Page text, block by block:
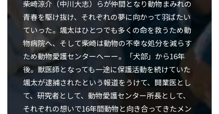
柴崎涼介（中川大志）らが仲間となり動物まみれの
青春を駆け抜け、それぞれの夢に向かって羽ばたい
ていった。颯太はひとつでも多くの命を救うため動
物病院へ、そして柴崎は動物の不幸な処分を減らす
ため動物愛護センターへーー。「犬部」から16年
後。獣医師となっても一途に保護活動を続けていた
颯太が逮捕されたという報道をうけて、開業医とし
て、研究者として、動物愛護センター所長として、
それぞれの想いで16年間動物と向き合ってきたメン